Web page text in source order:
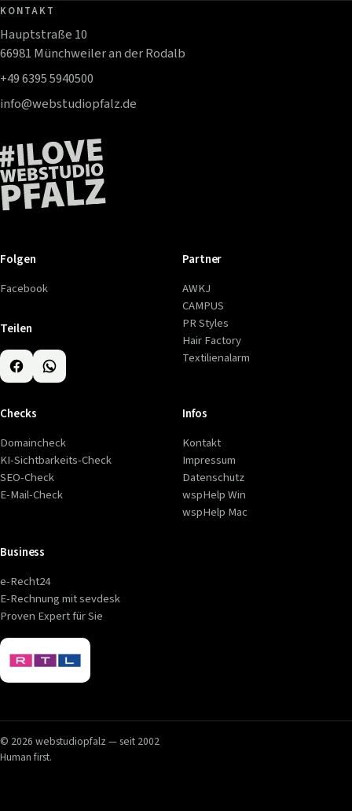
KONTAKT
Hauptstraße 10
66981 Münchweiler an der Rodalb
+49 6395 5940500
info@webstudiopfalz.de
Folgen
Facebook
Teilen
Partner
AWKJ
CAMPUS
PR Styles
Hair Factory
Textilienalarm
Checks
Domaincheck
KI-Sichtbarkeits-Check
SEO-Check
E-Mail-Check
Infos
Kontakt
Impressum
Datenschutz
wspHelp Win
wspHelp Mac
Business
e-Recht24
E-Rechnung mit sevdesk
Proven Expert für Sie
© 2026 webstudiopfalz — seit 2002
Human first.